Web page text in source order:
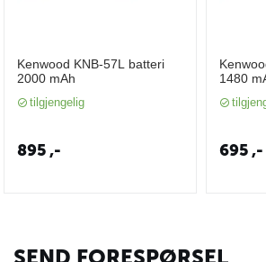
Kenwood KNB-57L batteri
2000 mAh
tilgjengelig
895,-
1480
695,-